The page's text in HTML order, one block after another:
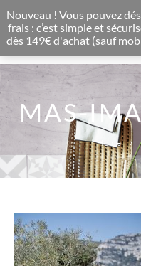
MAS-
Home
Nouveau ! Vous pouvez
frais : c’est simple et
dès 149€ d'achat (sauf